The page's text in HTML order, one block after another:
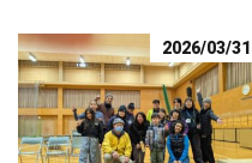
2026/03/31